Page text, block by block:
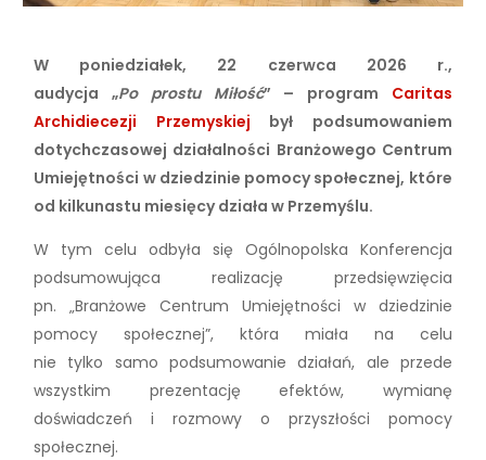
W poniedziałek, 22 czerwca 2026 r.,
audycja „Po prostu Miłość” – program Caritas
Archidiecezji Przemyskiej był podsumowaniem
dotychczasowej działalności Branżowego Centrum
Umiejętności w dziedzinie pomocy społecznej, które
od kilkunastu miesięcy działa w Przemyślu.
W tym celu odbyła się Ogólnopolska Konferencja
podsumowująca realizację przedsięwzięcia
pn. „Branżowe Centrum Umiejętności w dziedzinie
pomocy społecznej”, która miała na celu
nie tylko samo podsumowanie działań, ale przede
wszystkim prezentację efektów, wymianę
doświadczeń i rozmowy o przyszłości pomocy
społecznej.